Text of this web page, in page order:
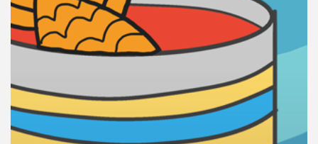
เพล
ย์
ลิ
คุณ
เพลง